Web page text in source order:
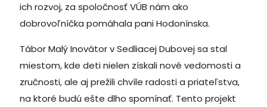
ich rozvoj, za spoločnosť VÚB nám ako
dobrovoľníčka pomáhala pani Hodonínska.
Tábor Malý Inovátor v Sedliacej Dubovej sa stal
miestom, kde deti nielen získali nové vedomosti a
zručnosti, ale aj prežili chvíle radosti a priateľstva,
na ktoré budú ešte dlho spomínať. Tento projekt